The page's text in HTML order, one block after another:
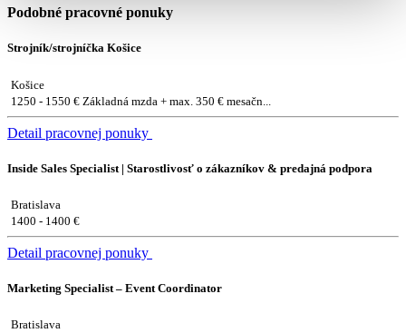
Podobné pracovné ponuky
Strojník/strojníčka Košice
Košice
1250 - 1550 € Základná mzda + max. 350 € mesačn...
Detail pracovnej ponuky
Inside Sales Specialist | Starostlivosť o zákazníkov & predajná podpora
Bratislava
1400 - 1400 €
Detail pracovnej ponuky
Marketing Specialist – Event Coordinator
Bratislava